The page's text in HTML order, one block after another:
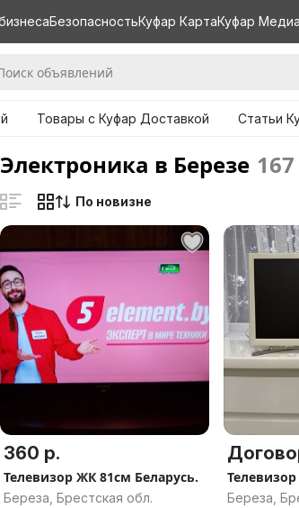
БезопасностьКуфар КартаКуфар Медиа
Товары с Куфар Доставкой Статьи
Электроника в Березе 167
По новизне
360 р.
Телевизор ЖК 81см Беларусь.
Береза, Брестская обл. Береза,